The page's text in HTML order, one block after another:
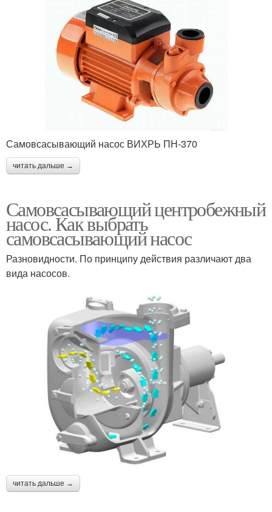
Самовсасывающий насос ВИХРЬ ПН-370
читать дальше →
Самовсасывающий центробежный
насос. Как выбрать
самовсасывающий насос
Разновидности. По принципу действия различают два
вида насосов.
читать дальше →